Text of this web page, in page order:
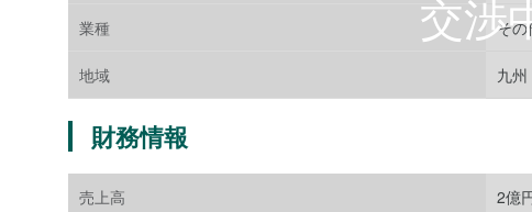
業種 その
地域 九
財務情報
売上高 2億